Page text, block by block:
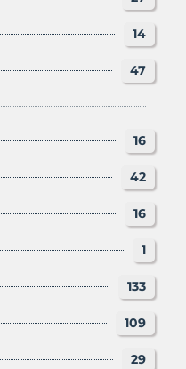
14
47
16
42
16
1
133
109
29